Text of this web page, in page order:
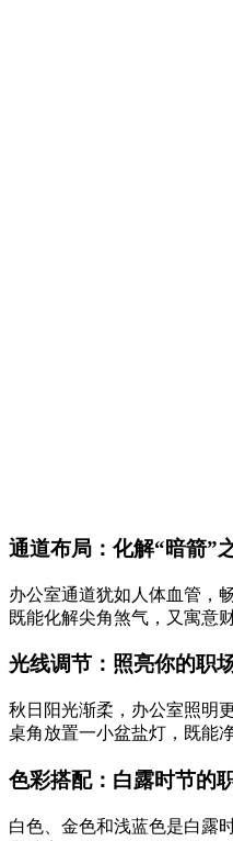
通道布局：化解“暗箭”
办公室通道犹如人体血管，
既能化解尖角煞气，又寓意
光线调节：照亮你的职
秋日阳光渐柔，办公室照明
桌角放置一小盆盐灯，既能
色彩搭配：白露时节的
白色、金色和浅蓝色是白露